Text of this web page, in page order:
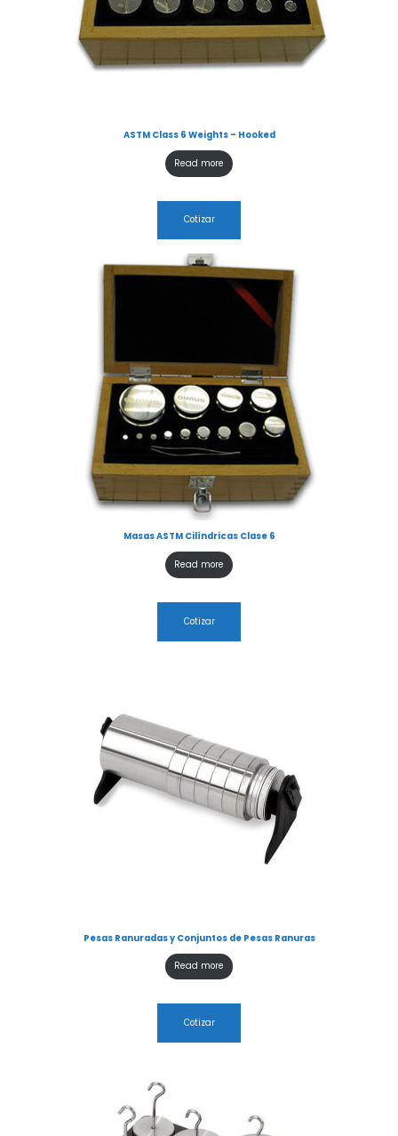
ASTM Class 6 Weights – Hooked
Read more
Cotizar
Masas ASTM Cilíndricas Clase 6
Read more
Cotizar
Pesas Ranuradas y Conjuntos de Pesas Ranuras
Read more
Cotizar